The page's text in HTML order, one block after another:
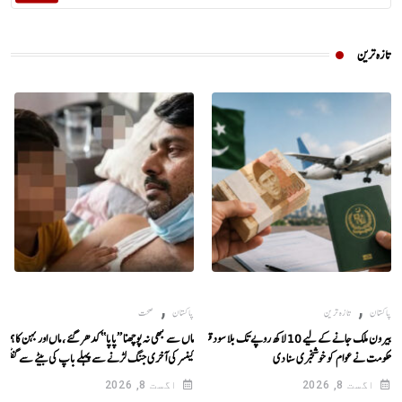
تازہ ترین
پاکستان , تازہ ترین
بیرون ملک جانے کے لیے 10 لاکھ روپے تک بلا سود قرض،
حکومت نے عوام کو خوشخبری سنا دی
اگست 8, 2026
پاکستان , صحت
ماں سے کبھی نہ پوچھنا ’’پاپا‘‘ کدھر گئے ، ماں اور بہن کا
کینسر کی آخری جنگ لڑنے سے پہلے باپ کی بیٹے سے گفتگو
اگست 8, 2026